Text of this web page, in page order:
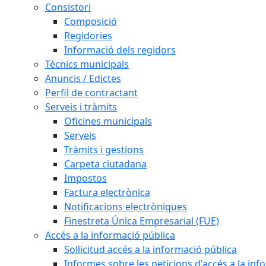
Consistori
Composició
Regidories
Informació dels regidors
Tècnics municipals
Anuncis / Edictes
Perfil de contractant
Serveis i tràmits
Oficines municipals
Serveis
Tràmits i gestions
Carpeta ciutadana
Impostos
Factura electrònica
Notificacions electròniques
Finestreta Única Empresarial (FUE)
Accés a la informació pública
Sol·licitud accés a la informació pública